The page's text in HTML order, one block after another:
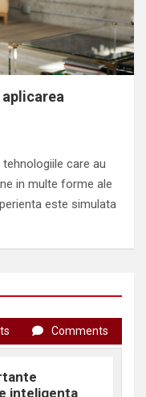
care au
in multe forme ale
este simulata
Comments
inteligenta